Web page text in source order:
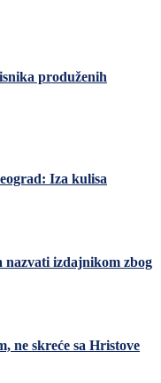
produženih
Iza kulisa
nazvati izdajnikom zbog
ne skreće sa Hristove